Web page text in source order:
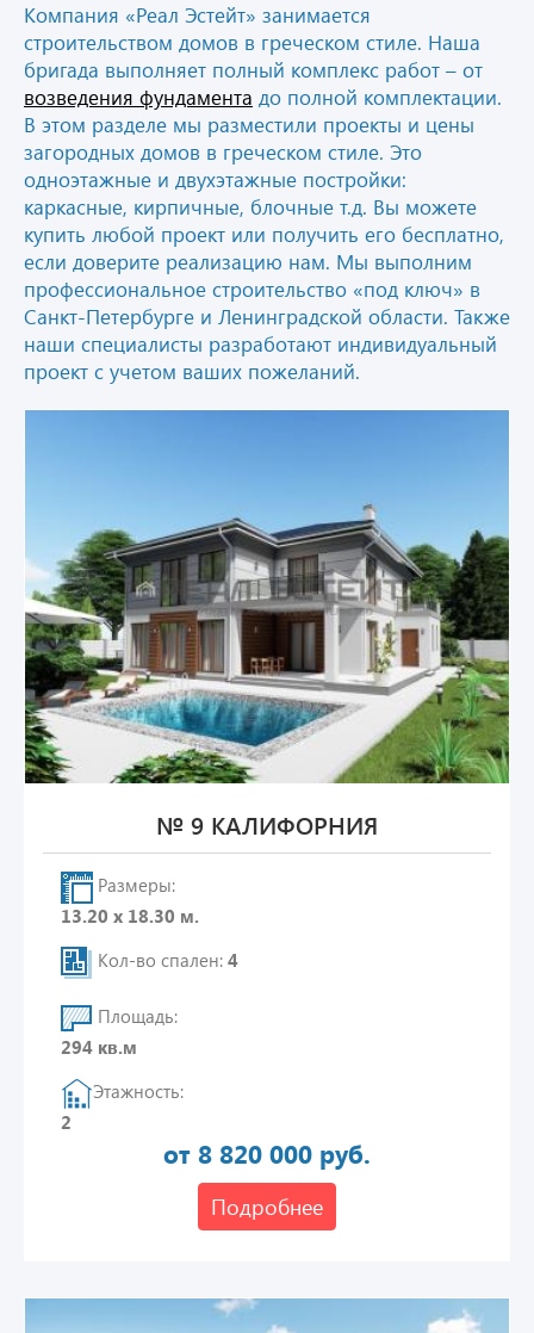
Компания «Реал Эстейт» занимается
строительством домов в греческом стиле. Наша
бригада выполняет полный комплекс работ – от
возведения фундамента до полной комплектации.
В этом разделе мы разместили проекты и цены
загородных домов в греческом стиле. Это
одноэтажные и двухэтажные постройки:
каркасные, кирпичные, блочные т.д. Вы можете
купить любой проект или получить его бесплатно,
если доверите реализацию нам. Мы выполним
профессиональное строительство «под ключ» в
Санкт-Петербурге и Ленинградской области. Также
наши специалисты разработают индивидуальный
проект с учетом ваших пожеланий.
№ 9 КАЛИФОРНИЯ
Размеры:
13.20 х 18.30 м.
Кол-во спален: 4
Площадь:
294 кв.м
Этажность:
2
от 8 820 000 руб.
Подробнее